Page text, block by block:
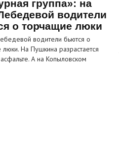
группа»: на
водители
о торчащие люки
водители бьются о
На Пушкина разрастается
А на Копыловском